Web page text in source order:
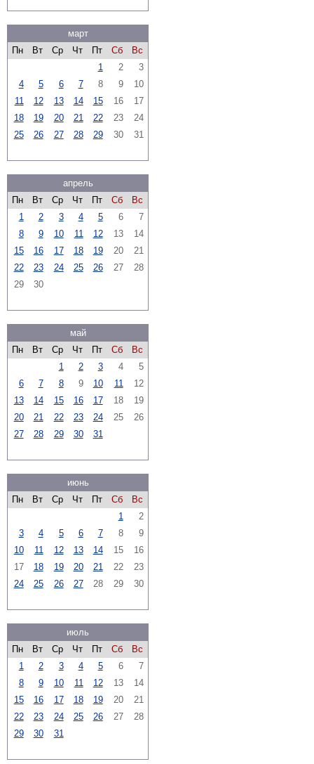
март
Пн
Вт Ср Чт Пт Сб
Вс
1
2
3
4
5 6 7 8 9
10
11
12 13 14 15 16
17
18
19 20 21 22 23
24
25
26 27 28 29 30 31
апрель
Пн
Вт Ср Чт Пт Сб
Вс
1
2 3 4 5 6
7
8
9 10 11 12 13
14
15
16 17 18 19 20
21
22
23 24 25 26 27
28
29
30
май
Пн
Вт Ср Чт Пт Сб
Вс
1
2 3 4
5
6
7 8 9 10 11
12
13
14 15 16 17 18
19
20
21 22 23 24 25
26
27
28 29 30 31
июнь
Пн
Вт Ср Чт Пт Сб
Вс
1
2
3
4 5 6 7 8
9
10
11 12 13 14 15
16
17
18 19 20 21 22
23
24
25 26 27 28 29 30
июль
Пн
Вт Ср Чт Пт Сб
Вс
1
2 3 4 5 6
7
8
9 10 11 12 13
14
15
16 17 18 19 20
21
22
23 24 25 26 27
28
29
30 31